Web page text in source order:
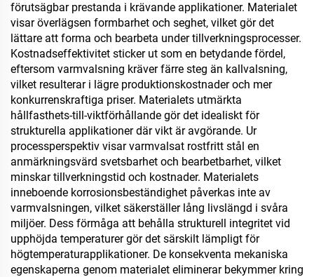
förutsägbar prestanda i krävande applikationer. Materialet
visar överlägsen formbarhet och seghet, vilket gör det
lättare att forma och bearbeta under tillverkningsprocesser.
Kostnadseffektivitet sticker ut som en betydande fördel,
eftersom varmvalsning kräver färre steg än kallvalsning,
vilket resulterar i lägre produktionskostnader och mer
konkurrenskraftiga priser. Materialets utmärkta
hållfasthets-till-viktförhållande gör det idealiskt för
strukturella applikationer där vikt är avgörande. Ur
processperspektiv visar varmvalsat rostfritt stål en
anmärkningsvärd svetsbarhet och bearbetbarhet, vilket
minskar tillverkningstid och kostnader. Materialets
inneboende korrosionsbeständighet påverkas inte av
varmvalsningen, vilket säkerställer lång livslängd i svåra
miljöer. Dess förmåga att behålla strukturell integritet vid
upphöjda temperaturer gör det särskilt lämpligt för
högtemperaturapplikationer. De konsekventa mekaniska
egenskaperna genom materialet eliminerar bekymmer kring